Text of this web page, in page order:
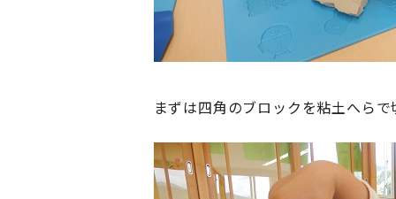
まずは四角のブロックを粘土へら